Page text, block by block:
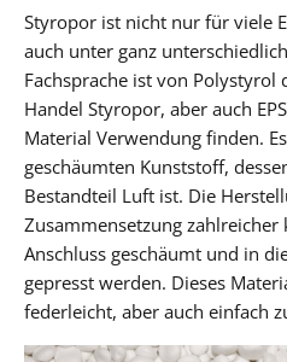
Styropor ist nicht nur für viele
auch unter ganz
Fachsprache ist von Polystyrol
Handel Styropor, aber auch
Material Verwendung finden.
geschäumten Kunststoff,
Bestandteil Luft ist. Die
Zusammensetzung
Anschluss geschäumt und in
gepresst werden. Dieses
federleicht, aber auch einfach